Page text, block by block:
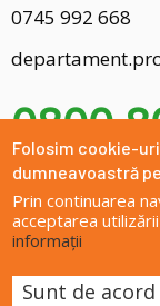
0745 992 668
0800
Folosim cookie-
dumneavoastră
Prin continuarea
acceptarea
informații
Sunt de acord